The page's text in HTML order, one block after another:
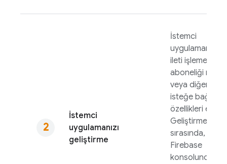
İstemci
uygulamanızı
geliştirme
İstemci
uygulamanıza
ileti işleme,
aboneliği
veya diğer
isteğe bağlı
özellikleri
Geliştirme
sırasında,
Firebase
konsolundaki